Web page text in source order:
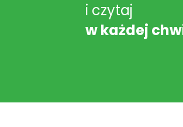
i czytaj
w każdej